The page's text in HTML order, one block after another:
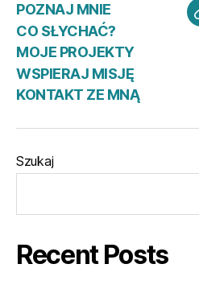
POZNAJ MNIE
CO SŁYCHAĆ?
MOJE PROJEKTY
WSPIERAJ MISJĘ
KONTAKT ZE MNĄ
Szukaj
Recent Posts